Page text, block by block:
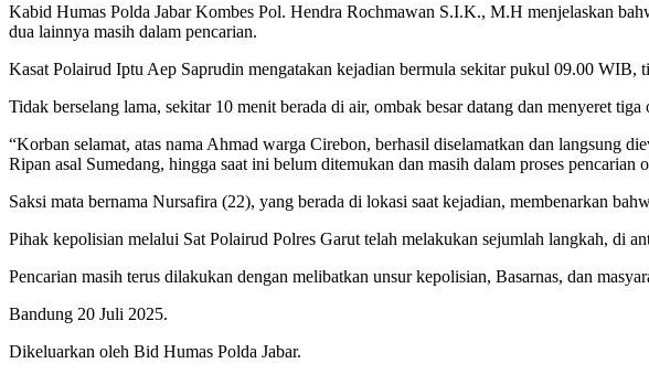
Kabid Humas Polda Jabar Kombes Pol. Hendra Rochmawan S.I.K., M.H menjelaskan
dua lainnya masih dalam pencarian.
Kasat Polairud Iptu Aep Saprudin mengatakan kejadian bermula sekitar pukul 09.00
Tidak berselang lama, sekitar 10 menit berada di air, ombak besar datang dan menyeret tiga
“Korban selamat, atas nama Ahmad warga Cirebon, berhasil diselamatkan dan langsung
Ripan asal Sumedang, hingga saat ini belum ditemukan dan masih dalam proses
Saksi mata bernama Nursafira (22), yang berada di lokasi saat kejadian, membenarkan
Pihak kepolisian melalui Sat Polairud Polres Garut telah melakukan sejumlah langkah, di
Pencarian masih terus dilakukan dengan melibatkan unsur kepolisian, Basarnas, dan
Bandung 20 Juli 2025.
Dikeluarkan oleh Bid Humas Polda Jabar.